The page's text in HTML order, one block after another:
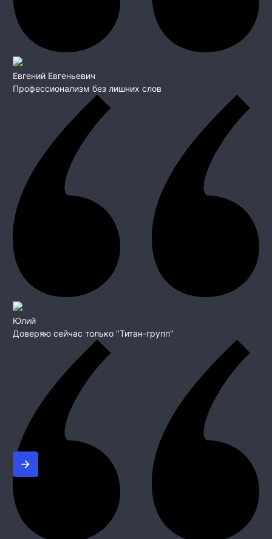
Евгений Евгеньевич
Профессионализм без лишних слов
Юлий
Доверяю сейчас только "Титан-групп"